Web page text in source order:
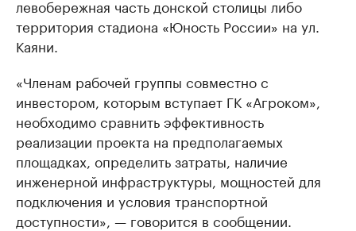
левобережная часть донской столицы либо
территория стадиона «Юность России» на ул.
Каяни.
«Членам рабочей группы совместно с
инвестором, которым вступает ГК «Агроком»,
необходимо сравнить эффективность
реализации проекта на предполагаемых
площадках, определить затраты, наличие
инженерной инфраструктуры, мощностей для
подключения и условия транспортной
доступности», — говорится в сообщении.